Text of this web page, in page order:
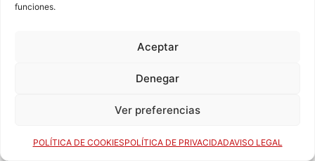
funciones.
Aceptar
Denegar
Ver preferencias
POLÍTICA DE COOKIESPOLÍTICA DE PRIVACIDADAVISO LEGAL
TEMPORADA 2015-16